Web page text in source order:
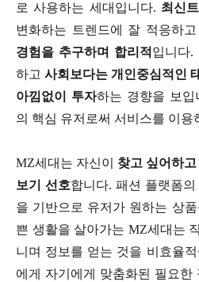
로 사용하는 세대입니다. 최신
변화하는 트렌드에 잘 적응하고
경험을 추구하며 합리적 입니다.
하고 사회보다는 개인중심적인
아낌없이 투자하는 경향을 보입
의 핵심 유저로써 서비스를 이용
MZ세대는 자신이 찾고 싶어하
보기 선호합니다. 패션 플랫폼
을 기반으로 유저가 원하는 상
쁜 생활을 살아가는 MZ세대는
니며 정보를 얻는 것을 비효율
에게 자기에게 맞춤화된 필요한